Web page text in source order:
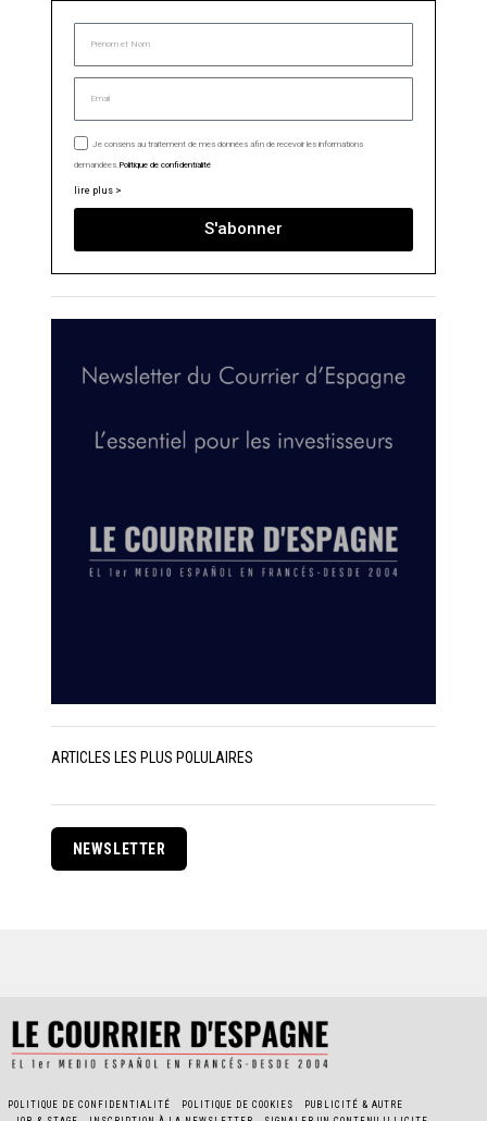
Je consens au traitement de mes données afin de recevoir les informations
demandées. Politique de confidentialité
lire plus >
S'abonner
ARTICLES LES PLUS POLULAIRES
NEWSLETTER
POLITIQUE DE CONFIDENTIALITÉ POLITIQUE DE COOKIES
PUBLICITÉ & AUTRE